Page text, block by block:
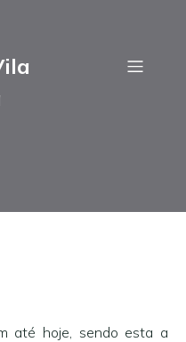
até hoje, sendo esta a